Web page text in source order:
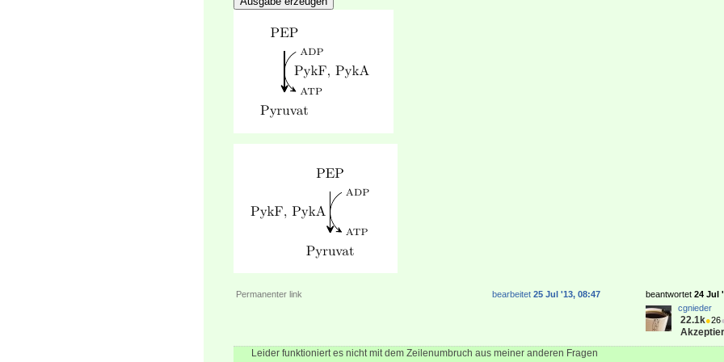
Permanenter link beantwortet 24 Jul
cgnieder
22.1k●26
bearbeitet 25 Jul '13, 08:47
Leider funktioniert es nicht mit dem Zeilenumbruch aus meiner anderen Fragen